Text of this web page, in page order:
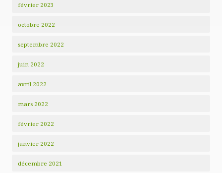
février 2023
octobre 2022
septembre 2022
juin 2022
avril 2022
mars 2022
février 2022
janvier 2022
décembre 2021